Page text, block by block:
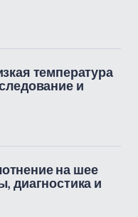
температура
и
на шее
диагностика и